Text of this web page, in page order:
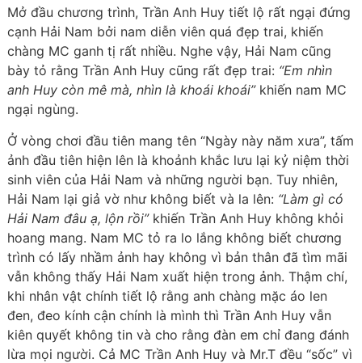
Mở đầu chương trình, Trần Anh Huy tiết lộ rất ngại đứng
cạnh Hải Nam bởi nam diễn viên quá đẹp trai, khiến
chàng MC ganh tị rất nhiều. Nghe vậy, Hải Nam cũng
bày tỏ rằng Trần Anh Huy cũng rất đẹp trai: “Em nhìn
anh Huy còn mê mà, nhìn là khoái khoái”khiến nam MC
ngại ngùng.
Ở vòng chơi đầu tiên mang tên “Ngày này năm xưa”, tấm
ảnh đầu tiên hiện lên là khoảnh khắc lưu lại kỷ niệm thời
sinh viên của Hải Nam và những người bạn. Tuy nhiên,
Hải Nam lại giả vờ như không biết và la lên: “Làm gì có
Hải Nam đâu ạ, lộn rồi”khiến Trần Anh Huy không khỏi
hoang mang. Nam MC tỏ ra lo lắng không biết chương
trình có lấy nhầm ảnh hay không vì bản thân đã tìm mãi
vẫn không thấy Hải Nam xuất hiện trong ảnh. Thậm chí,
khi nhân vật chính tiết lộ rằng anh chàng mặc áo len
đen, đeo kính cận chính là mình thì Trần Anh Huy vẫn
kiên quyết không tin và cho rằng đàn em chỉ đang đánh
lừa mọi người. Cả MC Trần Anh Huy và Mr.T đều “sốc” vì